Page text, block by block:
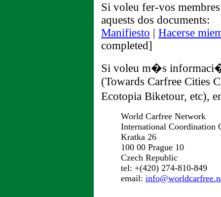
Si voleu fer-vos
aquests dos documents:
Manifiesto | Hacerse
completed]
Si voleu m�s
(Towards Carfree Cities
Ecotopia Biketour, etc),
World Carfree Network
International Coordination
Kratka 26
100 00 Prague 10
Czech Republic
tel: +(420) 274-810-849
email: